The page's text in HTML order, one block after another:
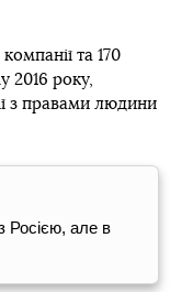
та 170
2016 року,
з правами людини
Росією, але в